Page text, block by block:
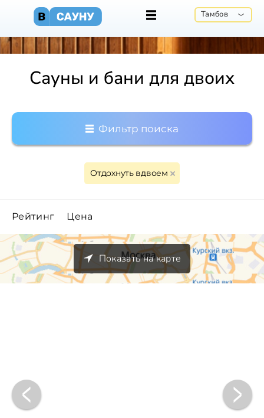
Тамбов
Сауны и бани для двоих
Фильтр поиска
Отдохнуть вдвоем
Рейтинг Цена
Показать на карте